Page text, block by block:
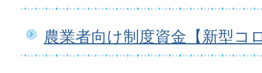
農業者向け制度資金【新型コ